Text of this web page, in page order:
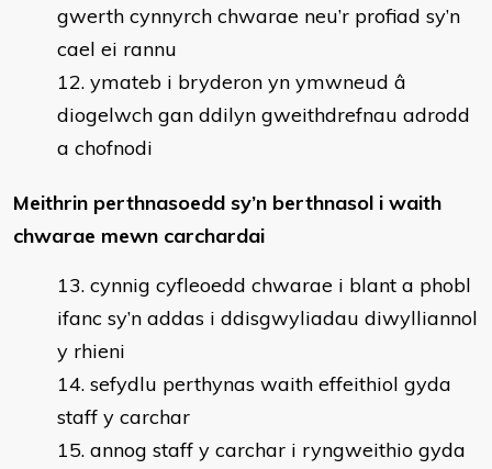
gwerth cynnyrch chwarae neu’r profiad sy’n
cael ei rannu
ymateb i bryderon yn ymwneud â
diogelwch gan ddilyn gweithdrefnau adrodd
a chofnodi
Meithrin perthnasoedd sy’n berthnasol i waith
chwarae mewn carchardai
cynnig cyfleoedd chwarae i blant a phobl
ifanc sy’n addas i ddisgwyliadau diwylliannol
y rhieni
sefydlu perthynas waith effeithiol gyda
staff y carchar
annog staff y carchar i ryngweithio gyda